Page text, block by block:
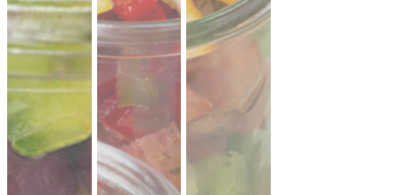
Mini Pitabrot
vegan
weicher Hefeteig · ideal zum füllen, dippen
& teilen. Fingerfood · für Mezze & Buffets
ab 17,00 €
(inkl. MwSt.)
Mini Falafel Bites